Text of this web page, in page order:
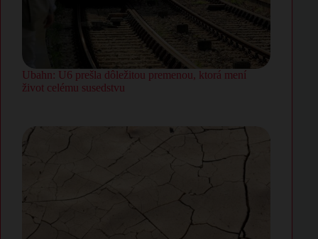
Ubahn: U6 prešla dôležitou premenou, ktorá mení
život celému susedstvu